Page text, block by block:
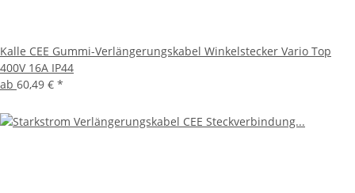
Kalle CEE Gummi-Verlängerungskabel Winkelstecker Vario Top
400V 16A IP44
ab 60,49 € *